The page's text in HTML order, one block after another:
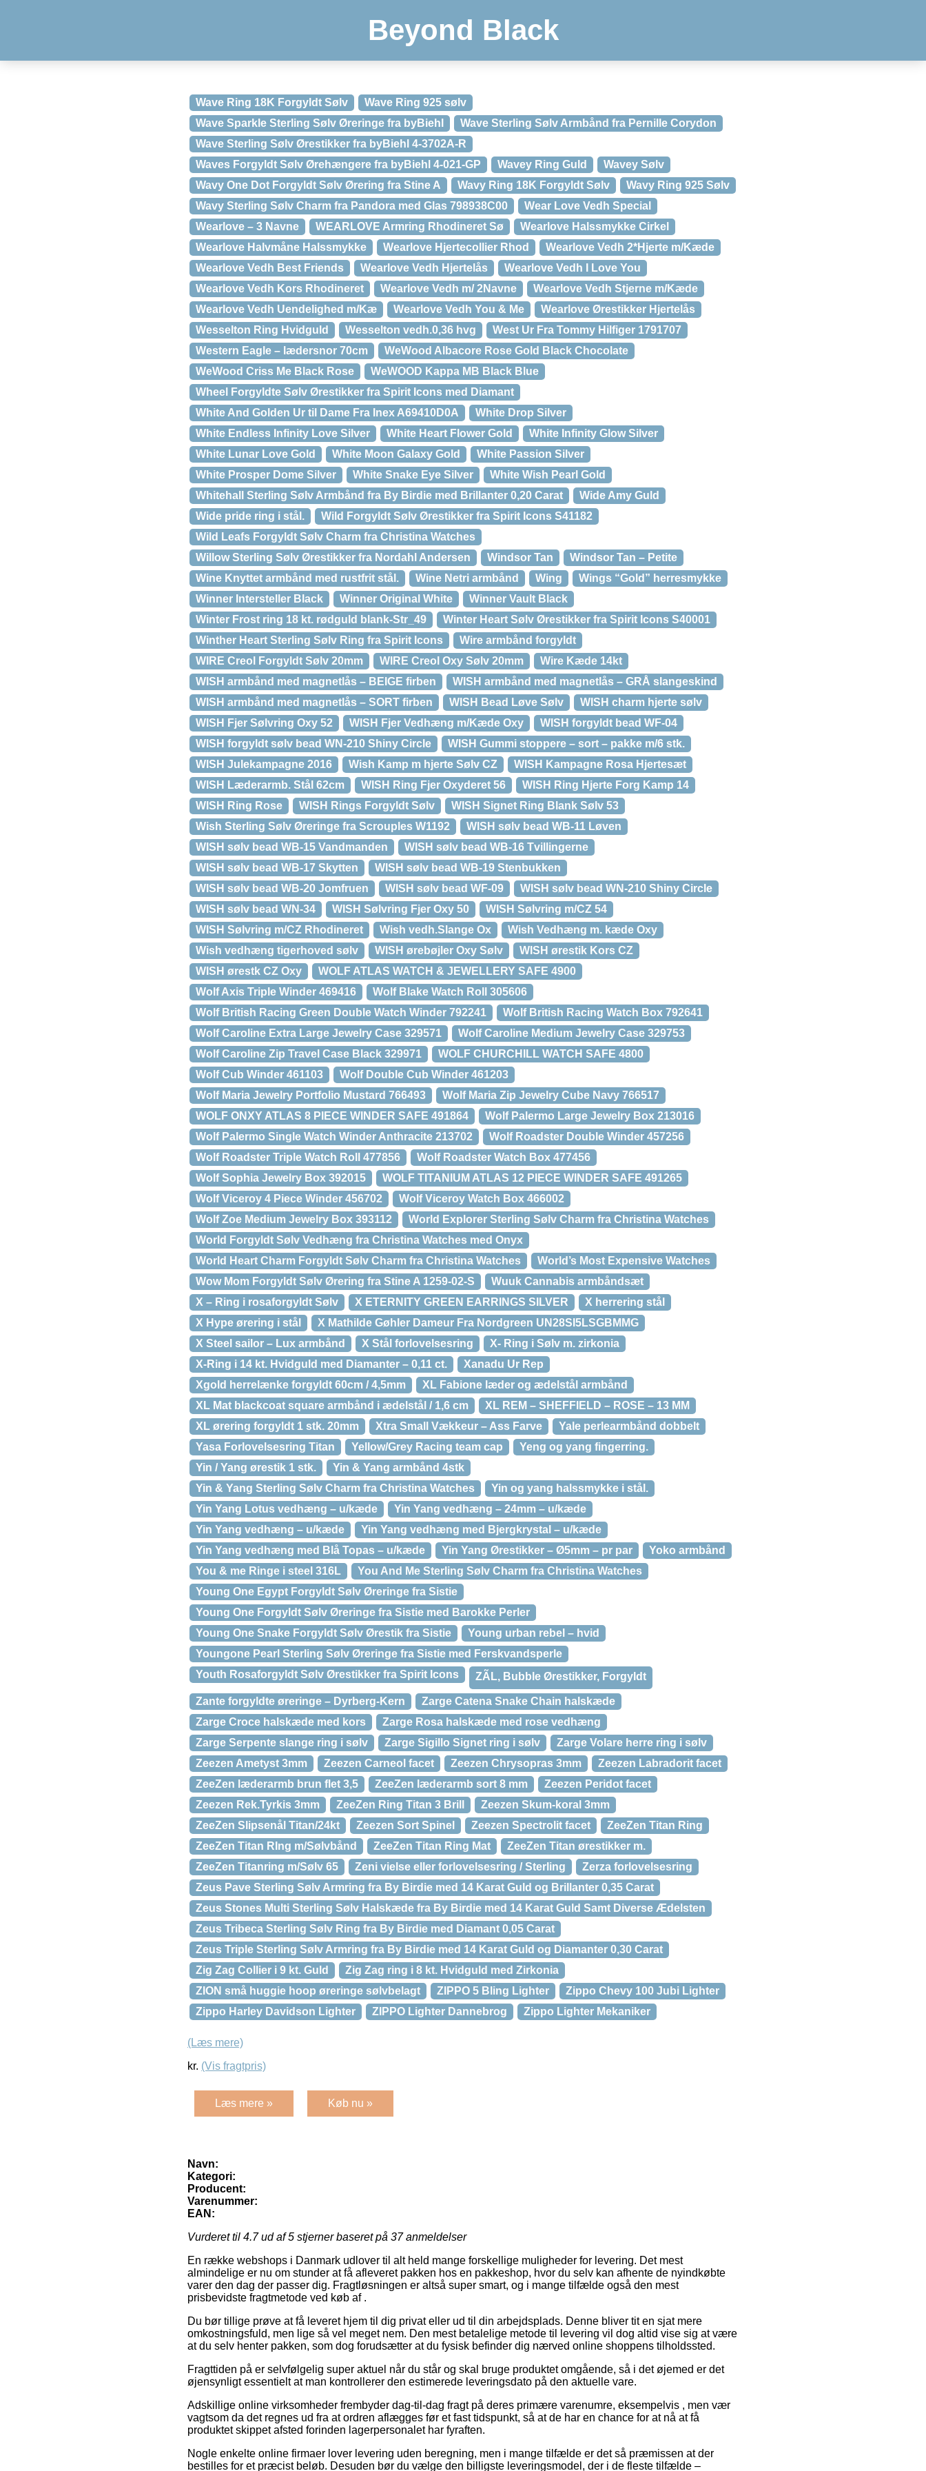
Beyond Black
Wave Ring 18K Forgyldt Sølv
Wave Ring 925 sølv
Wave Sparkle Sterling Sølv Øreringe fra byBiehl
Wave Sterling Sølv Armbånd fra Pernille Corydon
Wave Sterling Sølv Ørestikker fra byBiehl 4-3702A-R
Waves Forgyldt Sølv Ørehængere fra byBiehl 4-021-GP
Wavey Ring Guld
Wavey Sølv
Wavy One Dot Forgyldt Sølv Ørering fra Stine A
Wavy Ring 18K Forgyldt Sølv
Wavy Ring 925 Sølv
Wavy Sterling Sølv Charm fra Pandora med Glas 798938C00
Wear Love Vedh Special
Wearlove – 3 Navne
WEARLOVE Armring Rhodineret Sø
Wearlove Halssmykke Cirkel
Wearlove Halvmåne Halssmykke
Wearlove Hjertecollier Rhod
Wearlove Vedh 2*Hjerte m/Kæde
Wearlove Vedh Best Friends
Wearlove Vedh Hjertelås
Wearlove Vedh I Love You
Wearlove Vedh Kors Rhodineret
Wearlove Vedh m/ 2Navne
Wearlove Vedh Stjerne m/Kæde
Wearlove Vedh Uendelighed m/Kæ
Wearlove Vedh You & Me
Wearlove Ørestikker Hjertelås
Wesselton Ring Hvidguld
Wesselton vedh.0,36 hvg
West Ur Fra Tommy Hilfiger 1791707
Western Eagle – lædersnor 70cm
WeWood Albacore Rose Gold Black Chocolate
WeWood Criss Me Black Rose
WeWOOD Kappa MB Black Blue
Wheel Forgyldte Sølv Ørestikker fra Spirit Icons med Diamant
White And Golden Ur til Dame Fra Inex A69410D0A
White Drop Silver
White Endless Infinity Love Silver
White Heart Flower Gold
White Infinity Glow Silver
White Lunar Love Gold
White Moon Galaxy Gold
White Passion Silver
White Prosper Dome Silver
White Snake Eye Silver
White Wish Pearl Gold
Whitehall Sterling Sølv Armbånd fra By Birdie med Brillanter 0,20 Carat
Wide Amy Guld
Wide pride ring i stål.
Wild Forgyldt Sølv Ørestikker fra Spirit Icons S41182
Wild Leafs Forgyldt Sølv Charm fra Christina Watches
Willow Sterling Sølv Ørestikker fra Nordahl Andersen
Windsor Tan
Windsor Tan – Petite
Wine Knyttet armbånd med rustfrit stål.
Wine Netri armbånd Wing
Wings “Gold” herresmykke
Winner Intersteller Black
Winner Original White
Winner Vault Black
Winter Frost ring 18 kt. rødguld blank-Str_49
Winter Heart Sølv Ørestikker fra Spirit Icons S40001
Winther Heart Sterling Sølv Ring fra Spirit Icons
Wire armbånd forgyldt
WIRE Creol Forgyldt Sølv 20mm
WIRE Creol Oxy Sølv 20mm
Wire Kæde 14kt
WISH armbånd med magnetlås – BEIGE firben
WISH armbånd med magnetlås – GRÅ slangeskind
WISH armbånd med magnetlås – SORT firben
WISH Bead Løve Sølv
WISH charm hjerte sølv
WISH Fjer Sølvring Oxy 52
WISH Fjer Vedhæng m/Kæde Oxy
WISH forgyldt bead WF-04
WISH forgyldt sølv bead WN-210 Shiny Circle
WISH Gummi stoppere – sort – pakke m/6 stk.
WISH Julekampagne 2016
Wish Kamp m hjerte Sølv CZ
WISH Kampagne Rosa Hjertesæt
WISH Læderarmb. Stål 62cm
WISH Ring Fjer Oxyderet 56
WISH Ring Hjerte Forg Kamp 14
WISH Ring Rose
WISH Rings Forgyldt Sølv
WISH Signet Ring Blank Sølv 53
Wish Sterling Sølv Øreringe fra Scrouples W1192
WISH sølv bead WB-11 Løven
WISH sølv bead WB-15 Vandmanden
WISH sølv bead WB-16 Tvillingerne
WISH sølv bead WB-17 Skytten
WISH sølv bead WB-19 Stenbukken
WISH sølv bead WB-20 Jomfruen
WISH sølv bead WF-09
WISH sølv bead WN-210 Shiny Circle
WISH sølv bead WN-34
WISH Sølvring Fjer Oxy 50
WISH Sølvring m/CZ 54
WISH Sølvring m/CZ Rhodineret
Wish vedh.Slange Ox
Wish Vedhæng m. kæde Oxy
Wish vedhæng tigerhoved sølv
WISH ørebøjler Oxy Sølv
WISH ørestik Kors CZ
WISH ørestk CZ Oxy
WOLF ATLAS WATCH & JEWELLERY SAFE 4900
Wolf Axis Triple Winder 469416
Wolf Blake Watch Roll 305606
Wolf British Racing Green Double Watch Winder 792241
Wolf British Racing Watch Box 792641
Wolf Caroline Extra Large Jewelry Case 329571
Wolf Caroline Medium Jewelry Case 329753
Wolf Caroline Zip Travel Case Black 329971
WOLF CHURCHILL WATCH SAFE 4800
Wolf Cub Winder 461103
Wolf Double Cub Winder 461203
Wolf Maria Jewelry Portfolio Mustard 766493
Wolf Maria Zip Jewelry Cube Navy 766517
WOLF ONXY ATLAS 8 PIECE WINDER SAFE 491864
Wolf Palermo Large Jewelry Box 213016
Wolf Palermo Single Watch Winder Anthracite 213702
Wolf Roadster Double Winder 457256
Wolf Roadster Triple Watch Roll 477856
Wolf Roadster Watch Box 477456
Wolf Sophia Jewelry Box 392015
WOLF TITANIUM ATLAS 12 PIECE WINDER SAFE 491265
Wolf Viceroy 4 Piece Winder 456702
Wolf Viceroy Watch Box 466002
Wolf Zoe Medium Jewelry Box 393112
World Explorer Sterling Sølv Charm fra Christina Watches
World Forgyldt Sølv Vedhæng fra Christina Watches med Onyx
World Heart Charm Forgyldt Sølv Charm fra Christina Watches
World’s Most Expensive Watches
Wow Mom Forgyldt Sølv Ørering fra Stine A 1259-02-S
Wuuk Cannabis armbåndsæt
X – Ring i rosaforgyldt Sølv
X ETERNITY GREEN EARRINGS SILVER
X herrering stål
X Hype ørering i stål
X Mathilde Gøhler Dameur Fra Nordgreen UN28SI5LSGBMMG
X Steel sailor – Lux armbånd
X Stål forlovelsesring
X- Ring i Sølv m. zirkonia
X-Ring i 14 kt. Hvidguld med Diamanter – 0,11 ct.
Xanadu Ur Rep
Xgold herrelænke forgyldt 60cm / 4,5mm
XL Fabione læder og ædelstål armbånd
XL Mat blackcoat square armbånd i ædelstål / 1,6 cm
XL REM – SHEFFIELD – ROSE – 13 MM
XL ørering forgyldt 1 stk. 20mm
Xtra Small Vækkeur – Ass Farve
Yale perlearmbånd dobbelt
Yasa Forlovelsesring Titan
Yellow/Grey Racing team cap
Yeng og yang fingerring.
Yin / Yang ørestik 1 stk.
Yin & Yang armbånd 4stk
Yin & Yang Sterling Sølv Charm fra Christina Watches
Yin og yang halssmykke i stål.
Yin Yang Lotus vedhæng – u/kæde
Yin Yang vedhæng – 24mm – u/kæde
Yin Yang vedhæng – u/kæde
Yin Yang vedhæng med Bjergkrystal – u/kæde
Yin Yang vedhæng med Blå Topas – u/kæde
Yin Yang Ørestikker – Ø5mm – pr par
Yoko armbånd
You & me Ringe i steel 316L
You And Me Sterling Sølv Charm fra Christina Watches
Young One Egypt Forgyldt Sølv Øreringe fra Sistie
Young One Forgyldt Sølv Øreringe fra Sistie med Barokke Perler
Young One Snake Forgyldt Sølv Ørestik fra Sistie
Young urban rebel – hvid
Youngone Pearl Sterling Sølv Øreringe fra Sistie med Ferskvandsperle
Youth Rosaforgyldt Sølv Ørestikker fra Spirit Icons
ZÃL, Bubble Ørestikker, Forgyldt
Zante forgyldte øreringe – Dyrberg-Kern
Zarge Catena Snake Chain halskæde
Zarge Croce halskæde med kors
Zarge Rosa halskæde med rose vedhæng
Zarge Serpente slange ring i sølv
Zarge Sigillo Signet ring i sølv
Zarge Volare herre ring i sølv
Zeezen Ametyst 3mm
Zeezen Carneol facet Zeezen Chrysopras 3mm
Zeezen Labradorit facet
ZeeZen læderarmb brun flet 3,5
ZeeZen læderarmb sort 8 mm
Zeezen Peridot facet
Zeezen Rek.Tyrkis 3mm
ZeeZen Ring Titan 3 Brill
Zeezen Skum-koral 3mm
ZeeZen Slipsenål Titan/24kt
Zeezen Sort Spinel Zeezen Spectrolit facet
ZeeZen Titan Ring
ZeeZen Titan RIng m/Sølvbånd
ZeeZen Titan Ring Mat
ZeeZen Titan ørestikker m.
ZeeZen Titanring m/Sølv 65
Zeni vielse eller forlovelsesring / Sterling
Zerza forlovelsesring
Zeus Pave Sterling Sølv Armring fra By Birdie med 14 Karat Guld og Brillanter 0,35 Carat
Zeus Stones Multi Sterling Sølv Halskæde fra By Birdie med 14 Karat Guld Samt Diverse Ædelsten
Zeus Tribeca Sterling Sølv Ring fra By Birdie med Diamant 0,05 Carat
Zeus Triple Sterling Sølv Armring fra By Birdie med 14 Karat Guld og Diamanter 0,30 Carat
Zig Zag Collier i 9 kt. Guld
Zig Zag ring i 8 kt. Hvidguld med Zirkonia
ZION små huggie hoop øreringe sølvbelagt
ZIPPO 5 Bling Lighter
Zippo Chevy 100 Jubi Lighter
Zippo Harley Davidson Lighter
ZIPPO Lighter Dannebrog Zippo Lighter Mekaniker
(Læs mere)
kr. (Vis fragtpris)
Læs mere » Køb nu »
Navn:
Kategori:
Producent:
Varenummer:
EAN:
Vurderet til 4.7ud af 5 stjerner baseret på 37anmeldelser
En række webshops i Danmark udlover til alt held mange forskellige muligheder for levering. Det mest
almindelige er nu om stunder at få afleveret pakken hos en pakkeshop, hvor du selv kan afhente de nyindkøbte
varer den dag der passer dig. Fragtløsningen er altså super smart, og i mange tilfælde også den mest
prisbevidste fragtmetode ved køb af .
Du bør tillige prøve at få leveret hjem til dig privat eller ud til din arbejdsplads. Denne bliver tit en sjat mere
omkostningsfuld, men lige så vel meget nem. Den mest betalelige metode til levering vil dog altid vise sig at være
at du selv henter pakken, som dog forudsætter at du fysisk befinder dig nærved online shoppens tilholdssted.
Fragttiden på er selvfølgelig super aktuel når du står og skal bruge produktet omgående, så i det øjemed er det
øjensynligt essentielt at man kontrollerer den estimerede leveringsdato på den aktuelle vare.
Adskillige online virksomheder frembyder dag-til-dag fragt på deres primære varenumre, eksempelvis , men vær
vagtsom da det regnes ud fra at ordren aflægges før et fast tidspunkt, så at de har en chance for at nå at få
produktet skippet afsted forinden lagerpersonalet har fyraften.
Nogle enkelte online firmaer lover levering uden beregning, men i mange tilfælde er det så præmissen at der
bestilles for et præcist beløb. Desuden bør du vælge den billigste leveringsmodel, der i de fleste tilfælde –